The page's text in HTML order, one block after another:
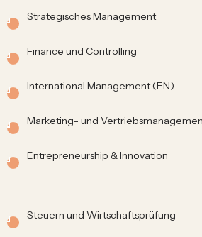
Strategisches Management
Finance und Controlling
International Management (EN)
Marketing- und
Entrepreneurship & Innovation
Steuern und Wirtschaftsprüfung